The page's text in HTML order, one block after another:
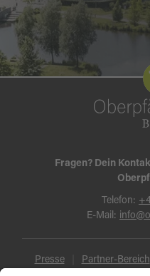
Fragen? Dein
Telefon:
E-Mail:
Presse Partner-Bereich